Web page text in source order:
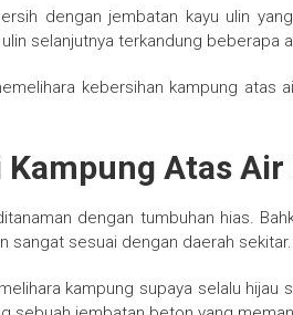
dengan jembatan kayu ulin
selanjutnya terkandung beberapa
kebersihan kampung atas
Atas Air
dengan tumbuhan hias.
sangat sesuai dengan daerah sekitar.
kampung supaya selalu